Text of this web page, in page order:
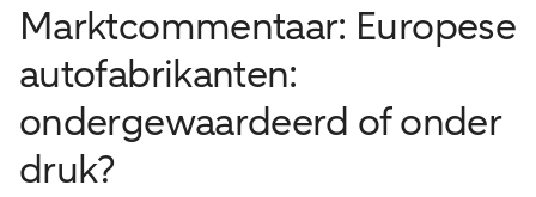
Marktcommentaar: Europese
autofabrikanten:
ondergewaardeerd of onder
druk?